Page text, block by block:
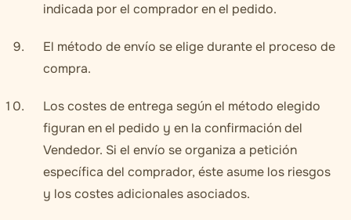
indicada por el comprador en el pedido.
El método de envío se elige durante el proceso de
compra.
Los costes de entrega según el método elegido
figuran en el pedido y en la confirmación del
Vendedor. Si el envío se organiza a petición
específica del comprador, éste asume los riesgos
y los costes adicionales asociados.